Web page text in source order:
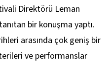
Direktörü Leman
bir konuşma yaptı.
arasında çok geniş bir
ve performanslar